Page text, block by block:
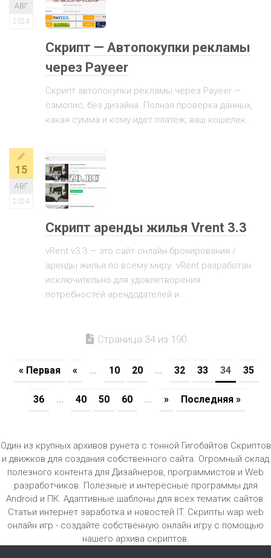
АВГ
2024
Скрипт — Автопокупки рекламы
через Payeer
Скрипт автопокупки рекламы через Payeer —
самопис, без дизайна. Полная проверка данных,
какая сумма и кому идет платеж, ваш кошелек...
15
АВГ
2024
Скрипт аренды жилья Vrent 3.3
vRent v3.3 — это сайт онлайн-бронирования /
аренды жилья по всему миру. vRent разработан
исключительно для удовлетворения
потребностей арендодателей и...
Страница 34 из 190
« Первая « ... 10 20 ... 32 33 34 35
36 ... 40 50 60 ... » Последняя »
Один из крупных архивов рунета с тонной Гигобайтов Скриптов
и движков для создания собственного сайта. Огромный склад
полезного контента для Дизайнеров, программистов и Web
разработчиков. Полезные и интересные программы для
Android и ПК. Адаптивные шаблоны для всех тематик сайтов.
Статьи интернет заработка и новостей IT. Скрипты wap web
онлайн игр - создайте собственную онлайн игру с помощью
нашего архива скриптов.